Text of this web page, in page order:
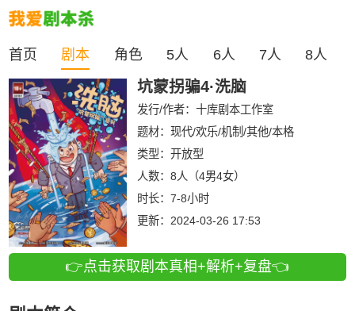
首页 剧本 角色 5人 6人 7人 8人
坑蒙拐骗4·洗脑
发行/作者： 十库剧本工作室
题材：现代/欢乐/机制/其他/本格
类型： 开放型
人数： 8人（4男4女）
时长： 7-8小时
更新： 2024-03-26 17:53
👉点击获取剧本真相+解析+复盘👈